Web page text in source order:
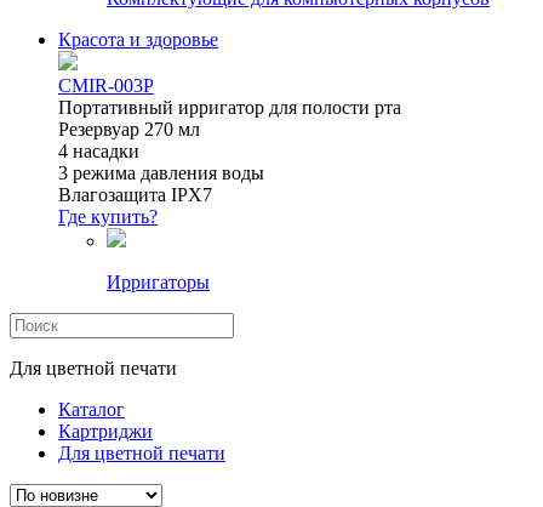
Красота и здоровье
CMIR-003P
Портативный ирригатор для полости рта
Резервуар 270 мл
4 насадки
3 режима давления воды
Влагозащита IPX7
Где купить?
Ирригаторы
Для цветной печати
Каталог
Картриджи
Для цветной печати